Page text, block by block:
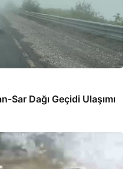
Dağı Geçidi Ulaşımı